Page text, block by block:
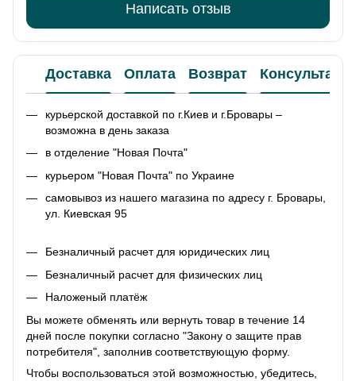
Написать отзыв
Доставка Оплата Возврат
курьерской доставкой по г.Киев и г.Бровары –
возможна в день заказа
в отделение "Новая Почта"
курьером "Новая Почта" по Украине
самовывоз из нашего магазина по адресу г. Бровары,
ул. Киевская 95
Безналичный расчет для юридических лиц
Безналичный расчет для физических лиц
Наложеный платёж
Вы можете обменять или вернуть товар в течение 14
дней после покупки согласно "Закону о защите прав
потребителя", заполнив соответствующую форму.
Чтобы воспользоваться этой возможностью, убедитесь,